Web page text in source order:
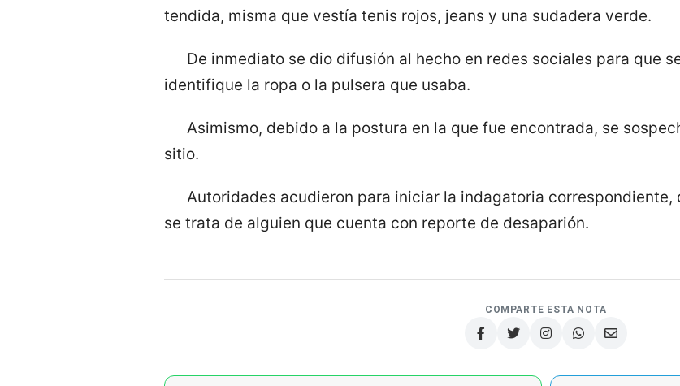
tendida, misma que vestía tenis rojos, jeans y una sudadera verde.
De inmediato se dio difusión al hecho en redes sociales para que
identifique la ropa o la pulsera que usaba.
Asimismo, debido a la postura en la que fue encontrada, se
sitio.
Autoridades acudieron para iniciar la indagatoria
se trata de alguien que cuenta con reporte de desaparión.
COMPARTE ESTA NOTA